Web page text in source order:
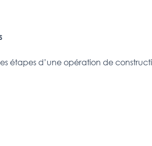
étapes d’une opération de